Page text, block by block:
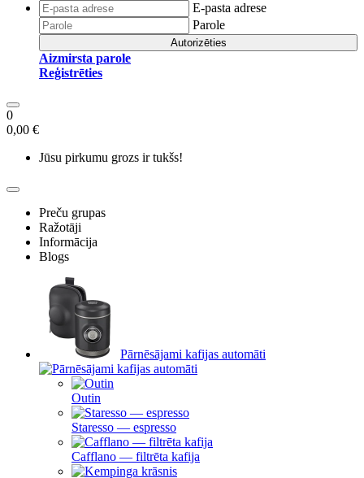
E-pasta adrese
Parole
Autorizēties
Aizmirsta parole
Reģistrēties
0
0,00 €
Jūsu pirkumu grozs ir tukšs!
Preču grupas
Ražotāji
Informācija
Blogs
Pārnēsājami kafijas automāti
Outin
Staresso — espresso
Cafflano — filtrēta kafija